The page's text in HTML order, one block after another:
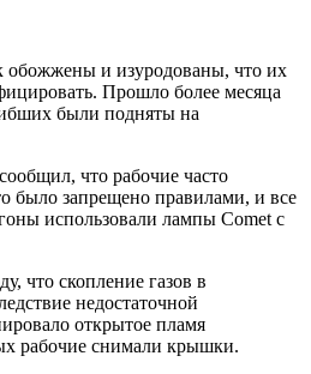
обожжены и изуродованы, что их
Прошло более месяца
были подняты на
сообщил, что рабочие часто
было запрещено правилами, и все
использовали лампы Comet с
что скопление газов в
недостаточной
открытое пламя
рабочие снимали крышки.